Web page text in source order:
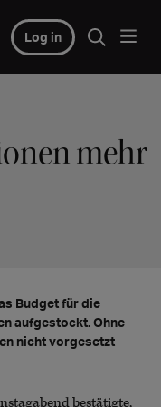
Log in
mehr
Budget für die
aufgestockt. Ohne
nicht vorgesetzt
bestätigte,